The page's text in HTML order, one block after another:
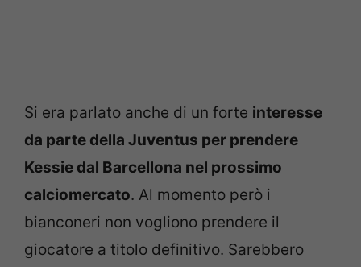
Si era parlato anche di un forte interesse
da parte della Juventus per prendere
Kessie dal Barcellona nel prossimo
calciomercato. Al momento però i
bianconeri non vogliono prendere il
giocatore a titolo definitivo. Sarebbero